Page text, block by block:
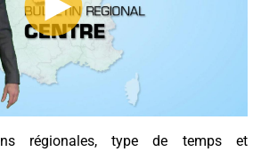
régionales, type de temps et